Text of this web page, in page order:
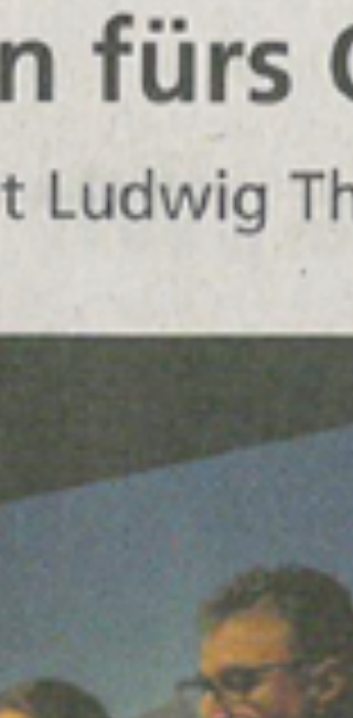
„Schuberts Winterreise ist als Liederzyklus so
überwältigend, dass man beim Hören oft nichts
hört. Jedenfalls keinen Text. Doch wenn
Großschauspieler wie Stefan Hunstein beim
Einspielen helfen, kann man wieder
Winterreise mit Stefan Hunstein, Hugo
und Axel Wolf stieß auf ein beeindruckende